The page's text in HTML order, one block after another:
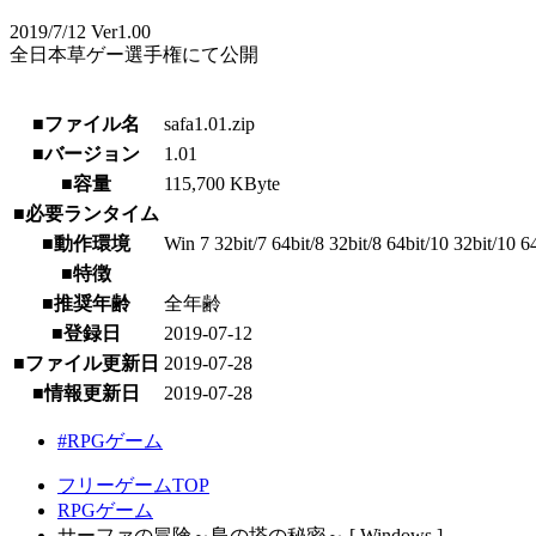
2019/7/12 Ver1.00
全日本草ゲー選手権にて公開
■ファイル名
safa1.01.zip
■バージョン
1.01
■容量
115,700 KByte
■必要ランタイム
■動作環境
Win 7 32bit/7 64bit/8 32bit/8 64bit/10 32bit/10
■特徴
■推奨年齢
全年齢
■登録日
2019-07-12
■ファイル更新日 2019-07-28
■情報更新日
2019-07-28
#RPGゲーム
フリーゲームTOP
RPGゲーム